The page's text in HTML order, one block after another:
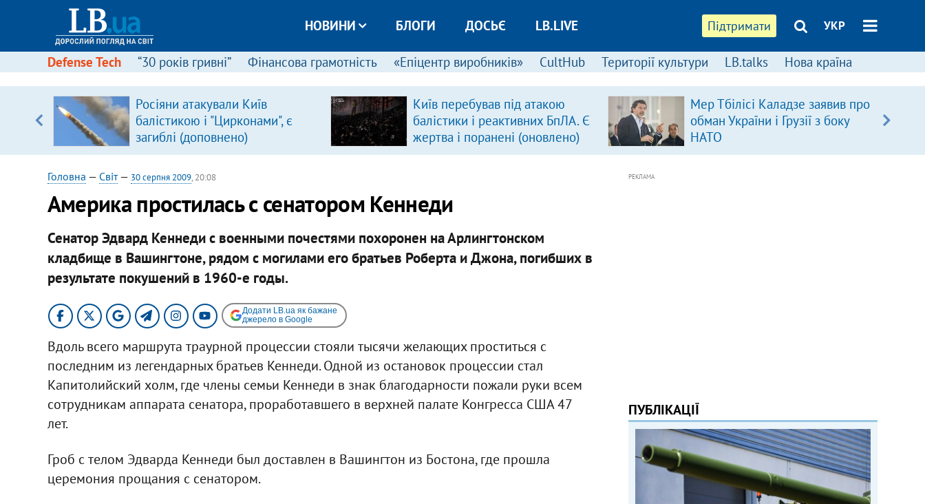
Підтримати УКР
НОВИНИ БЛОГИ ДОСЬЄ LB.LIVE
Defense Tech “30 років гривні” Фінансова грамотність «Епіцентр виробників» CultHub Території культури LB.talks Нова країна
Росіяни атакували Київ
балістикою і "Цирконами", є
загиблі (доповнено)
Київ перебував під атакою
балістики і реактивних БпЛА. Є
жертва і поранені (оновлено)
Мер Тбілісі Каладзе заявив про
обман України і Грузії з боку
НАТО
Головна — Світ— 30 серпня 2009, 20:08
Америка простилась с сенатором Кеннеди
Сенатор Эдвард Кеннеди с военными почестями похоронен на Арлингтонском
кладбище в Вашингтоне, рядом с могилами его братьев Роберта и Джона, погибших в
результате покушений в 1960-е годы.
Додати LB.ua як бажане
джерело в Google
Вдоль всего маршрута траурной процессии стояли тысячи желающих проститься с
последним из легендарных братьев Кеннеди. Одной из остановок процессии стал
Капитолийский холм, где члены семьи Кеннеди в знак благодарности пожали руки всем
сотрудникам аппарата сенатора, проработавшего в верхней палате Конгресса США 47
лет.
Гроб с телом Эдварда Кеннеди был доставлен в Вашингтон из Бостона, где прошла
церемония прощания с сенатором.
РЕКЛАМА
ПУБЛІКАЦІЇ